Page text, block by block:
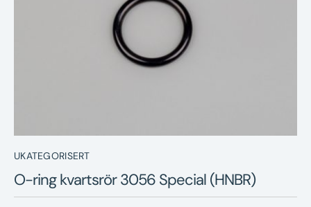
Underhållstips
Kontakt
UKATEGORISERT
O-ring kvartsrör 3056 Special (HNBR)